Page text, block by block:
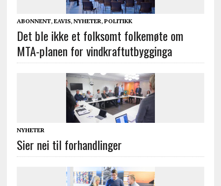
ABONNENT, EAVIS, NYHETER, POLITIKK
Det ble ikke et folksomt folkemøte om
MTA-planen for vindkraftutbygginga
NYHETER
Sier nei til forhandlinger